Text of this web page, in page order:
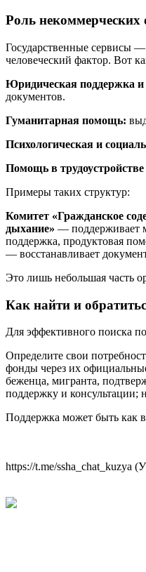
Роль некоммерческих
Государственные сервисы
человеческий фактор. Вот
Юридическая поддержка и
документов.
Гуманитарная помощь:
Психологическая и
Помощь в трудоустройстве
Примеры таких структур:
Комитет «Гражданское
дыхание» — поддерживает
поддержка, продуктовая
— восстанавливает
Это лишь небольшая часть
Как найти и
Для эффективного поиска
Определите свои
фонды через их
беженца, мигранта,
поддержку и консультации;
Поддержка может быть как
https://t.me/